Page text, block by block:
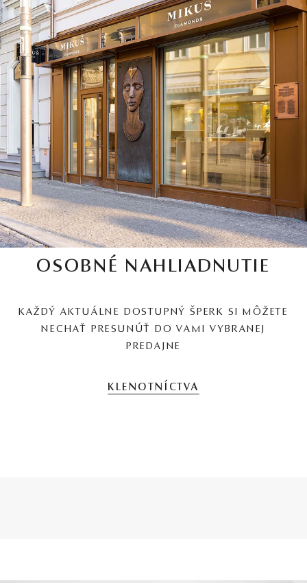
OSOBNÉ NAHLIADNUTIE
KAŽDÝ AKTUÁLNE DOSTUPNÝ ŠPERK SI MÔŽETE
NECHAŤ PRESUNÚŤ DO VAMI VYBRANEJ
PREDAJNE
KLENOTNÍCTVA